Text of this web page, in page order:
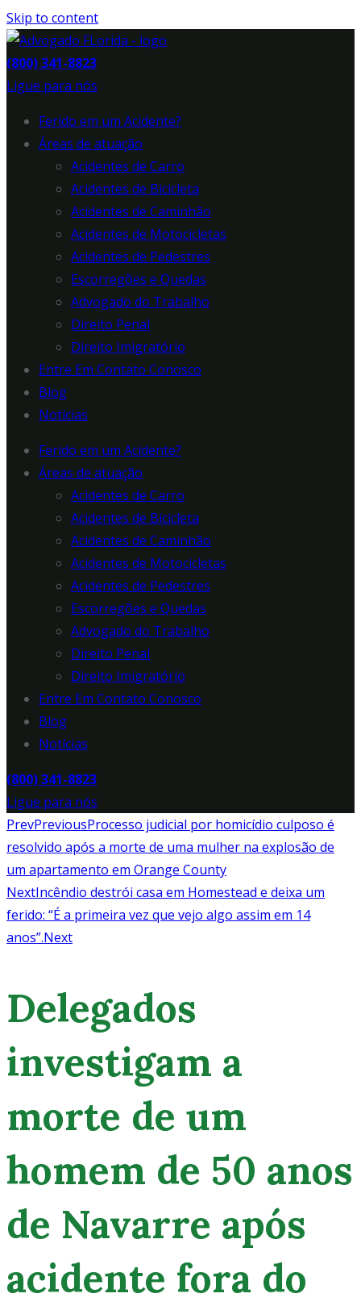
Skip to content
(800) 341-8823
Ligue para nós
Ferido em um Acidente?
Áreas de atuação
Acidentes de Carro
Acidentes de Bicicleta
Acidentes de Caminhão
Acidentes de Motocicletas
Acidentes de Pedestres
Escorregões e Quedas
Advogado do Trabalho
Direito Penal
Direito Imigratório
Entre Em Contato Conosco
Blog
Notícias
Ferido em um Acidente?
Áreas de atuação
Acidentes de Carro
Acidentes de Bicicleta
Acidentes de Caminhão
Acidentes de Motocicletas
Acidentes de Pedestres
Escorregões e Quedas
Advogado do Trabalho
Direito Penal
Direito Imigratório
Entre Em Contato Conosco
Blog
Notícias
(800) 341-8823
Ligue para nós
PrevPreviousProcesso judicial por homicídio culposo é
resolvido após a morte de uma mulher na explosão de
um apartamento em Orange County
NextIncêndio destrói casa em Homestead e deixa um
ferido: “É a primeira vez que vejo algo assim em 14
anos”.Next
Delegados
investigam a
morte de um
homem de 50 anos
de Navarre após
acidente fora do